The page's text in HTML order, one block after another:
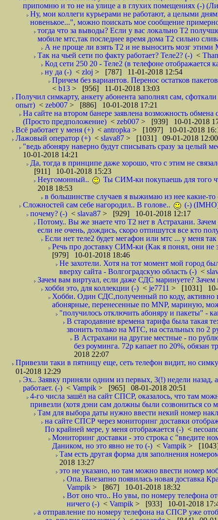
припомню и то не на улице а в глухих помещениях (-)
Ну, мои коллеги курьерами не работают, а целыми
новенькое...", можно поискать мое сообщение
тогда что за выводы? Если у вас локально Т2
мобиле мтс,так последнее время дома Т2 сильно
А не проще ли взять Т2 и не выносить мозг
Так на чьей сети по факту работает? Теле2? (-) <
Код сети 250 20 - Теле2 (в телефоне отображается
ну да (-) < zloj > [787] 11-01-2018 12:54
Причем без вариантов. Перенос остатков
< b13 > [956] 11-01-2018 13:03
Получил симкарту, анкету абонента заполнял сам,
опыт) < zeb007 > [886] 10-01-2018 17:21
На сайте на втором банере заявлена возможность
(Просто предположение) < zeb007 > [939] 10-01-2018
Всё работает у меня (+) < antropka > [1097] 10-01-2018
Лажовый оператор (+) < slava87 > [1031] 09-01-2018 12:00
"ведь абоняру наверно будут списывать сразу за целый
10-01-2018 14:21
Да, тогда в принципе даже хорошо, что с этим не
[911] 10-01-2018 15:23
Неугомонный..
Ты СИМ-ки покупаешь для того
2018 18:53
в большинстве случаев я выжимаю из нее какие-то
Сложностей сам себе нагородил.. В голове..
(-)
почему? (-) < slava87 > [929] 10-01-2018 12:17
Потому.. Вы же знаете что Т2 нет в Астрахани.
если не очень, дождись, скоро отпишутся все кто
Если нет теле2 будет мегафон или мтс ... у меня
Речь про доставку СИМ-ки (Как я понял, они не
[979] 10-01-2018 18:46
Не захотели. Хотя на тот момент мой город
вверху сайта - Волгоградскую область (-) <
Зачем вам виртуал, если даже СДС маринуете?
хобби это, для коллекции (-) < je7711 > [1031] 10-
Хобби. Один СДС,полученный по коду, активно
абонярные, перенесенные по MNP, мариную,
"получилось отключить абоняру и пакеты" -
В стародавние времена тарифа была такая
звонить только на МТС, на остальных по 2
В Астрахани на другие местные - по
без роуминга. 72р капает по 20%, обязан
2018 22:07
Привезли таки в пятницу еще, сеть телефон видит, но
01-2018 12:29
Эх.. Заявку приняли одним из первых, 3(!) недели назад,
работает. (-) < Vampik > [965] 08-01-2018 20:51
4-го числа зашёл на сайт СПСР, оказалось, что там
привезли (хотя дэни сам должны были созвониться со
Там для выбора даты нужно ввести некий номер
на сайте СПСР через мониторинг доставки
По крайней мере, у меня отображается (-) <
Мониторинг доставки - это строка с "введите
Даником, но это явно не то (-) < Vampik >
Там есть другая форма для заполнения
2018 13:27
это не указано, но там можно ввести номер
Опа. Внезапно появилась новая доставка
Vampik > [867] 10-01-2018 18:32
Вот оно что.. Но увы, по номеру телефона
ничего (-) < Vampik > [933] 10-01-2018
а отправление по номеру телефона на СПСР уже